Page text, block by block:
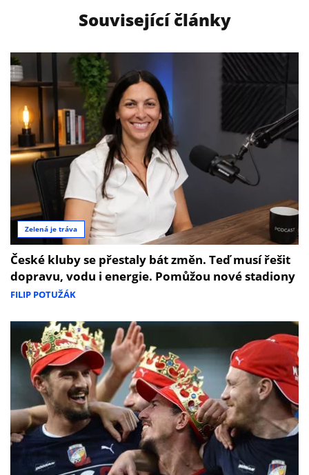
Související články
Zelená je tráva
České kluby se přestaly bát změn. Teď musí řešit
dopravu, vodu i energie. Pomůžou nové stadiony
FILIP POTUŽÁK